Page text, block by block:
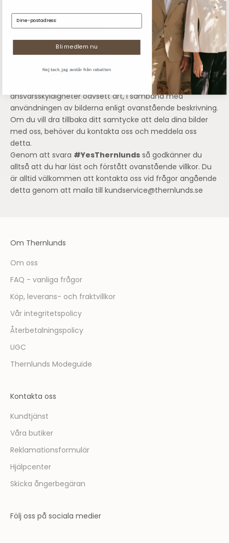
Härmed befriar duThernlunds,PraleProfil AB,
från alla
skyldigheter att betala dig för användning av dina bilder
och för de immateriella rättigheterna till dem i samband
med ovan beskrivna användningsformer. Härmed befriar
Thernlunds,Prale Profil AB
och
alla personer som handlar för
Thernlunds,Prale
Profil AB
räkning skadelösa för alla eventuella anspråk, krav och
ansvarsskyldigheter oavsett art, i samband med
användningen av bilderna enligt ovanstående beskrivning.
Om du vill dra tillbaka ditt samtycke att dela dina bilder
med oss, behöver du kontakta oss och meddela oss
detta.
Genom att svara #YesThernlunds så godkänner du
alltså att du har läst och förstått ovanstående villkor. Du
är alltid välkommen att kontakta oss vid frågor angående
detta genom att maila till kundservice@thernlunds.se
Om Thernlunds
Om oss
FAQ - vanliga frågor
Köp, leverans- och fraktvillkor
Vår integritetspolicy
Återbetalningspolicy
UGC
Thernlunds Modeguide
Kontakta oss
Kundtjänst
Våra butiker
Reklamationsformulär
Hjälpcenter
Skicka ångerbegäran
Följ oss på sociala medier
E-mail:
Bli medlem nu
Nej tack, jag avstår från rabatten